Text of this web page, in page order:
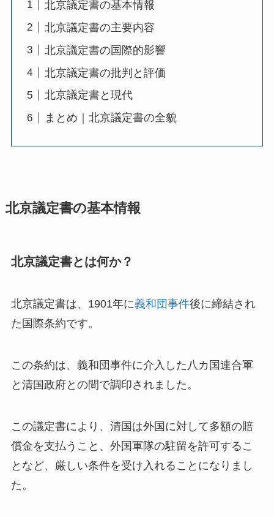
北京議定書の基本情報
北京議定書の主要内容
北京議定書の国際的影響
北京議定書の批判と評価
北京議定書と現代
まとめ｜北京議定書の全貌
北京議定書の基本情報
北京議定書とは何か？
北京議定書は、1901年に義和団事件後に締結され
た国際条約です。
この条約は、義和団事件に介入した八カ国連合軍
と清国政府との間で調印されました。
この議定書により、清国は外国に対して多額の賠
償金を支払うこと、外国軍隊の駐留を許可するこ
となど、厳しい条件を受け入れることになりまし
た。